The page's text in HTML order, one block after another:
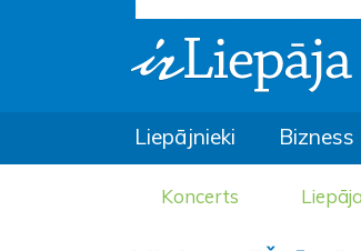
Liepājnieki Bizness
Koncerts